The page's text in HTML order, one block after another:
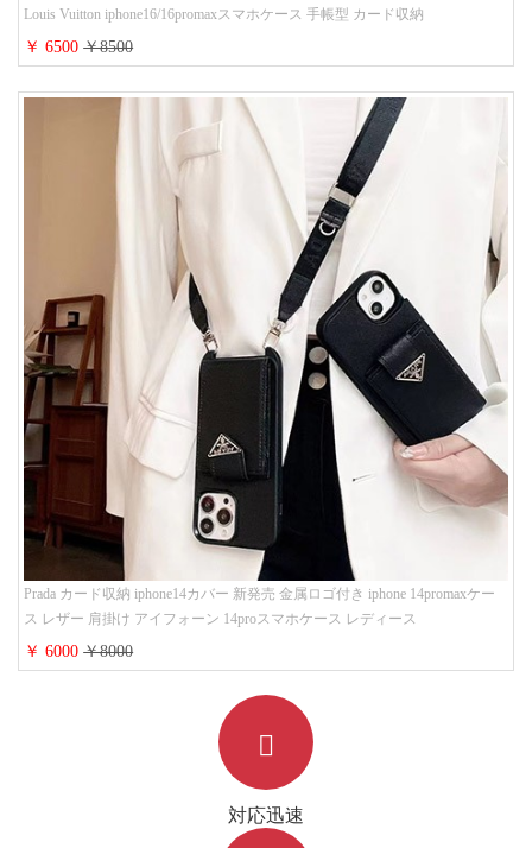
Louis Vuitton iphone16/16promaxスマホケース 手帳型 カード収納
iphone15/14/13ケース ビジネス風 GUCCI galaxy s26/s25/s24ケース 手帳型 大
人 可愛い
￥ 6500￥8500
Prada カード収納 iphone14カバー 新発売 金属ロゴ付き iphone 14promaxケー
ス レザー 肩掛け アイフォーン 14proスマホケース レディース
￥ 6000￥8000
対応迅速